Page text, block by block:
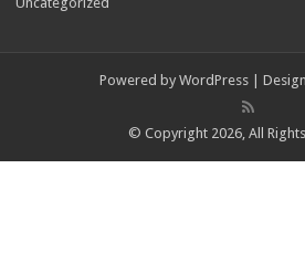
Powered by WordPress |
© Copyright 2026, All